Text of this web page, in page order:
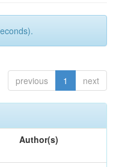
previous 1 next
Author(s)